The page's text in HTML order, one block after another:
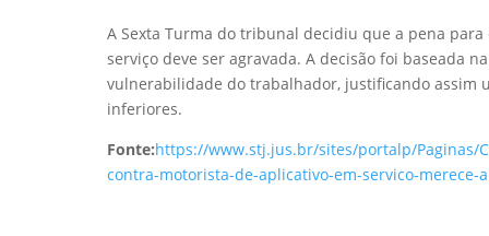
A Sexta Turma do tribunal decidiu que a pena
serviço deve ser agravada. A decisão foi baseada
vulnerabilidade do trabalhador, justificando assim
inferiores.
Fonte:https://www.stj.jus.br/sites/portalp/Paginas/
contra-motorista-de-aplicativo-em-servico-merece-